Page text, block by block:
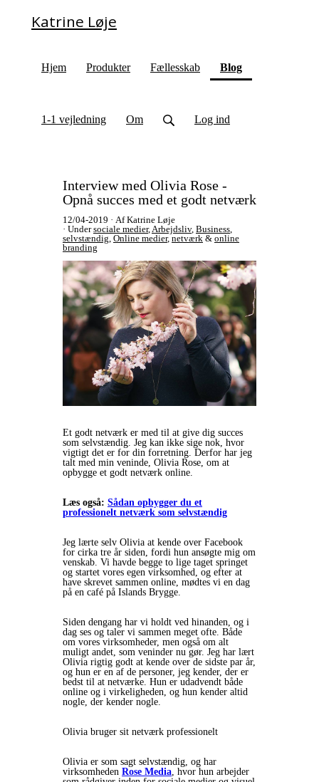
Katrine Løje
Hjem Produkter Fællesskab Blog(current)
1-1 vejledning Om Log ind
Interview med Olivia Rose -
Opnå succes med et godt netværk
12/04-2019
Af Katrine Løje
Undersociale medier,Arbejdsliv, Business,
selvstændig, Online medier, netværk & online
branding
Et godt netværk er med til at give dig succes
som selvstændig. Jeg kan ikke sige nok, hvor
vigtigt det er for din forretning. Derfor har jeg
talt med min veninde, Olivia Rose, om at
opbygge et godt netværk online.
Læs også: Sådan opbygger du et
professionelt netværk som selvstændig
Jeg lærte selv Olivia at kende over Facebook
for cirka tre år siden, fordi hun ansøgte mig om
venskab. Vi havde begge to lige taget springet
og startet vores egen virksomhed, og efter at
have skrevet sammen online, mødtes vi en dag
på en café på Islands Brygge.
Siden dengang har vi holdt ved hinanden, og i
dag ses og taler vi sammen meget ofte. Både
om vores virksomheder, men også om alt
muligt andet, som veninder nu gør. Jeg har lært
Olivia rigtig godt at kende over de sidste par år,
og hun er en af de personer, jeg kender, der er
bedst til at netværke. Hun er udadvendt både
online og i virkeligheden, og hun kender altid
nogle, der kender nogle.
Olivia bruger sit netværk professionelt
Olivia er som sagt selvstændig, og har
virksomheden Rose Media, hvor hun arbejder